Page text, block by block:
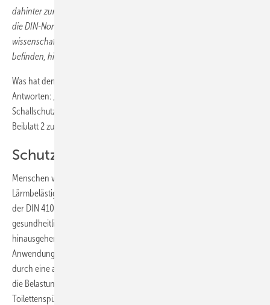
dahinter zurückbleiben. Letzteres dürfte sogar eher der Fall sein, weil
die DIN-Normen oftmals hinter der technischen Entwicklung und den
wissenschaftlichen Erkenntnissen, die sich in ständigem Fluss
befinden, hinterherhinken.“
Was hat denn nun Gültigkeit? Auch dazu liefert das LG Landshut
Antworten: „Insoweit könnten aus den Regelwerken die
Schallschutzstufen II und III der VDI-Richtlinie 4100 (…) oder das
Beiblatt 2 zur DIN 4109 (
Schutz der Gesundheit im Fokus
Menschen vor unzumutbaren und gesundheitsschädlichen
Lärmbelästigungen zu schützen, ist weiterhin einer der Grundsätze
der DIN 4109. Dabei wurde ein Mindeststandard zur Vermeidung von
gesundheitlichen Beeinträchtigungen festgelegt. Für darüber
hinausgehende Ansprüche an Wohnkomfort findet die VDI 4100
Anwendung. Nicht mehr zeitgemäß ist, dass nur die Schallbelastung
durch eine angrenzende Wohneinheit betrachtet wird, wohingegen
die Belastung durch im eigenen Bereich entstehende Geräusche (z. B.
Toilettenspülung) kaum Beachtung finden. Die VDI 4100 setzt im